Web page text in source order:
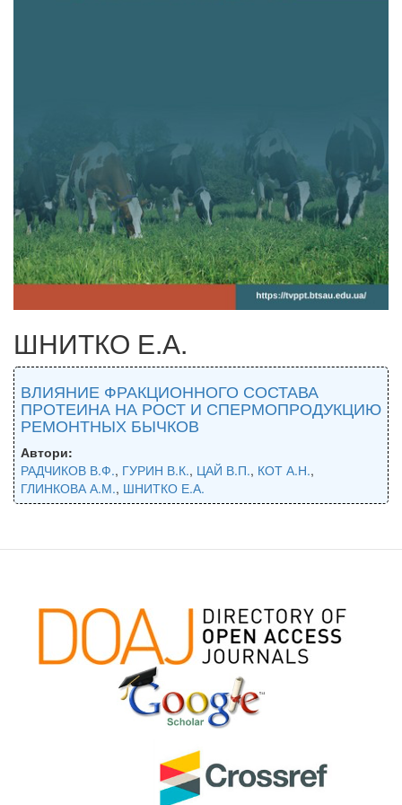
ШНИТКО Е.А.
ВЛИЯНИЕ ФРАКЦИОННОГО СОСТАВА
ПРОТЕИНА НА РОСТ И СПЕРМОПРОДУКЦИЮ
РЕМОНТНЫХ БЫЧКОВ
Автори:
РАДЧИКОВ В.Ф., ГУРИН В.К., ЦАЙ В.П., КОТ А.Н.,
ГЛИНКОВА А.М., ШНИТКО Е.А.